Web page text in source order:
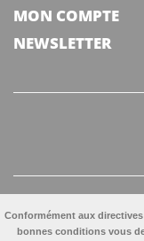
MON COMPTE
NEWSLETTER
Conformément aux
bonnes conditions vous